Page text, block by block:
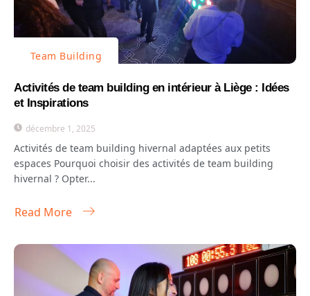
Team Building
Activités de team building en intérieur à Liège : Idées
et Inspirations
décembre 1, 2025
Activités de team building hivernal adaptées aux petits
espaces Pourquoi choisir des activités de team building
hivernal ? Opter...
Read More